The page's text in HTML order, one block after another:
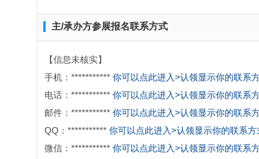
主/承办方参展报名联系方式
【信息未核实】
手机：*********** 你可以点此进入>认领显示你的联系
电话：*********** 你可以点此进入>认领显示你的联系
邮件：*********** 你可以点此进入>认领显示你的联系
QQ：*********** 你可以点此进入>认领显示你的联系方
微信：*********** 你可以点此进入>认领显示你的联系